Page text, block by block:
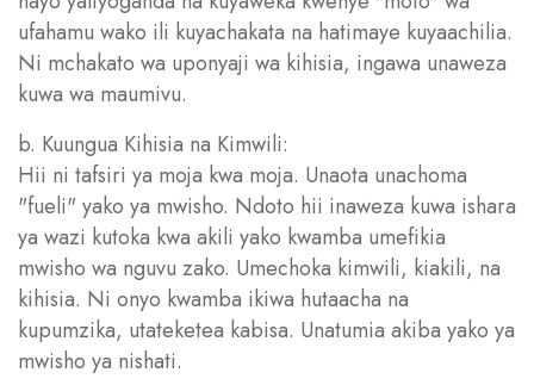
ufahamu wako ili kuyachakata na hatimaye kuyaachilia.
Ni mchakato wa uponyaji wa kihisia, ingawa unaweza
kuwa wa maumivu.
b. Kuungua Kihisia na Kimwili:
Hii ni tafsiri ya moja kwa moja. Unaota unachoma
"fueli" yako ya mwisho. Ndoto hii inaweza kuwa ishara
ya wazi kutoka kwa akili yako kwamba umefikia
mwisho wa nguvu zako. Umechoka kimwili, kiakili, na
kihisia. Ni onyo kwamba ikiwa hutaacha na
kupumzika, utateketea kabisa. Unatumia akiba yako ya
mwisho ya nishati.